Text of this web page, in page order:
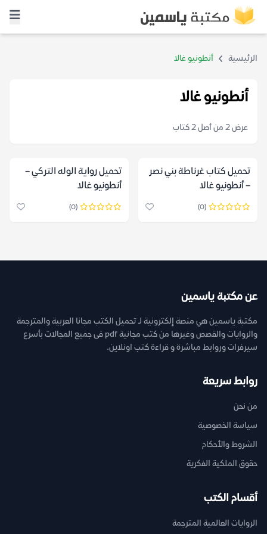
الرئيسية أنطونيو غالا
أنطونيو غالا
عرض 2 من أصل 2 كتاب
تحميل كتاب غرناطة بني نصر
– أنطونيو غالا
(0)
تحميل رواية الوله التركي –
أنطونيو غالا
(0)
عن مكتبة ياسمين
مكتبة ياسمين هي منصة إلكترونية لـ تحميل الكتب مجانا العربية والمترجمة
والروايات والقصص وغيرها من كتب مجانية pdf فى جميع المجالات بأسرع
سيرفرات وروابط مباشرة و قراءة كتب اونلاين.
روابط سريعة
من نحن
سياسة الخصوصية
الشروط والأحكام
حقوق الملكية الفكرية
أقسام الكتب
الروايات العالمية المترجمة